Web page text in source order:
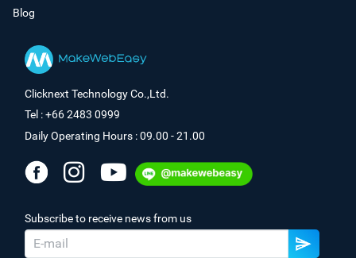
Blog
Clicknext Technology Co.,Ltd.
Tel : +66 2483 0999
Daily Operating Hours : 09.00 - 21.00
Subscribe to receive news from us